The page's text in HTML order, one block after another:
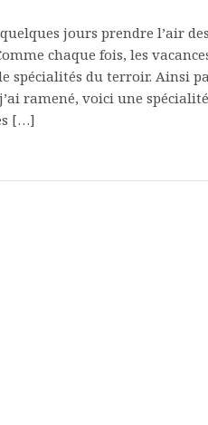
jours prendre l’air
chaque fois, les
spécialités du terroir. Ainsi
ramené, voici une
[…]